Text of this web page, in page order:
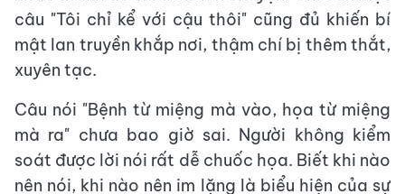
câu "Tôi chỉ kể với cậu thôi" cũng đủ khiến bí
mật lan truyền khắp nơi, thậm chí bị thêm thắt,
xuyên tạc.
Câu nói "Bệnh từ miệng mà vào, họa từ miệng
mà ra" chưa bao giờ sai. Người không kiểm
soát được lời nói rất dễ chuốc họa. Biết khi nào
nên nói, khi nào nên im lặng là biểu hiện của sự